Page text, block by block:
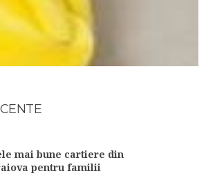
mai bune cartiere din
pentru familii